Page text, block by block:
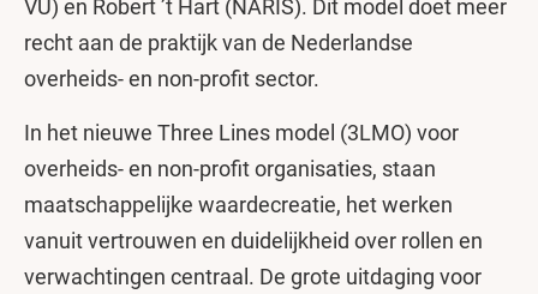
VU) en Robert ’t Hart (NARIS). Dit model doet meer
recht aan de praktijk van de Nederlandse
overheids- en non-profit sector.
In het nieuwe Three Lines model (3LMO) voor
overheids- en non-profit organisaties, staan
maatschappelijke waardecreatie, het werken
vanuit vertrouwen en duidelijkheid over rollen en
verwachtingen centraal. De grote uitdaging voor